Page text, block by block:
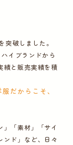
突破しました。
イブランドから
績と販売実績を積
だからこそ、
」「素材」「サイ
ンド」など、日々